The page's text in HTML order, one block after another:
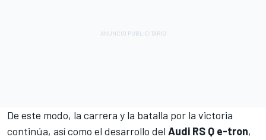
De este modo, la carrera y la batalla por la victoria
continúa, así como el desarrollo del Audi RS Q e-tron,